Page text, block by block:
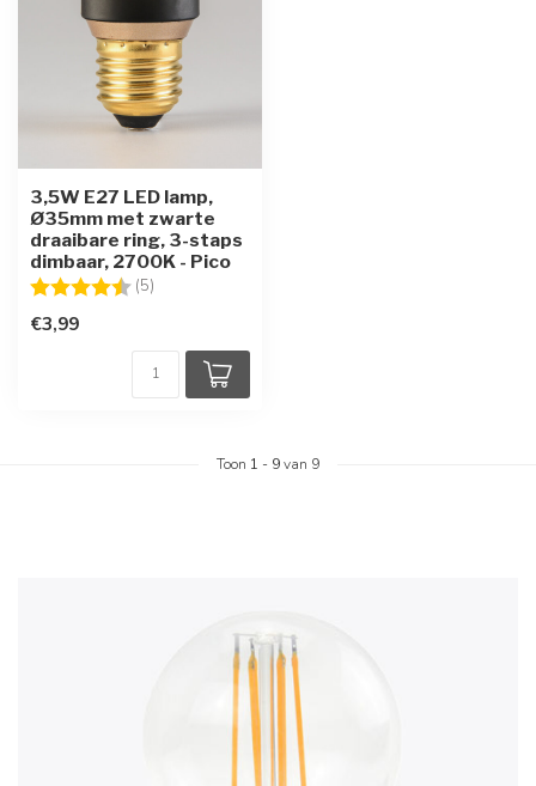
3,5W E27 LED lamp,
Ø35mm met zwarte
draaibare ring, 3-staps
dimbaar, 2700K - Pico
Beoordeling: (5)
€3,99
Toon 1 - 9van 9